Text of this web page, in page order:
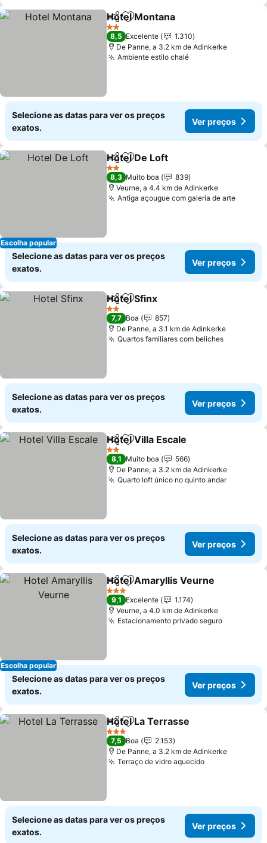
PartilharAdicionar aos favoritos
Hotel Montana
2 Estrelas
8,5 Excelente
1.310
De Panne, a 3.2 km de Adinkerke
Ambiente estilo chalé
Selecione as datas para ver os preços
exatos.
Ver preços
Escolha popular
PartilharAdicionar aos favoritos
Hotel De Loft
2 Estrelas
8,3 Muito boa
839
Veurne, a 4.4 km de Adinkerke
Antiga açougue com galeria de arte
Selecione as datas para ver os preços
exatos.
Ver preços
PartilharAdicionar aos favoritos
Hotel Sfinx
2 Estrelas
7,7 Boa
857
De Panne, a 3.1 km de Adinkerke
Quartos familiares com beliches
Selecione as datas para ver os preços
exatos.
Ver preços
PartilharAdicionar aos favoritos
Hotel Villa Escale
2 Estrelas
8,1 Muito boa
566
De Panne, a 3.2 km de Adinkerke
Quarto loft único no quinto andar
Selecione as datas para ver os preços
exatos.
Ver preços
Escolha popular
PartilharAdicionar aos favoritos
Hotel Amaryllis Veurne
3 Estrelas
9,1 Excelente
1.174
Veurne, a 4.0 km de Adinkerke
Estacionamento privado seguro
Selecione as datas para ver os preços
exatos.
Ver preços
PartilharAdicionar aos favoritos
Hotel La Terrasse
3 Estrelas
7,5 Boa
2.153
De Panne, a 3.2 km de Adinkerke
Terraço de vidro aquecido
Selecione as datas para ver os preços
exatos.
Ver preços